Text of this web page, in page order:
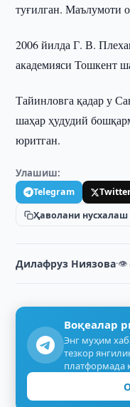
туғилган. Маълумоти
2006 йилда Г. В.
академияси Тошкент
Тайинловга қадар у
шаҳар ҳудудий
юритган.
Улашиш:
Telegram
Ҳаволани нусхалаш
Дилафруз Ниязова·👁
Воқеалар
Энг муҳим
тезкор
платформада